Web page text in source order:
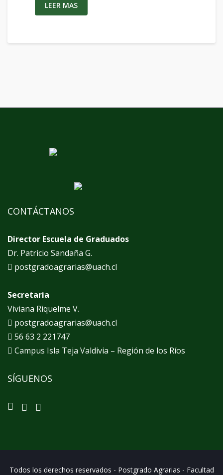
LEER MAS
CONTÁCTANOS
Director Escuela de Graduados
Dr. Patricio Sandaña G.
postgradoagrarias@uach.cl
Secretaria
Viviana Riquelme V.
postgradoagrarias@uach.cl
56 63 2 221747
Campus Isla Teja Valdivia – Región de los Ríos
SÍGUENOS
Todos los derechos reservados - Postgrado Agrarias - Facultad